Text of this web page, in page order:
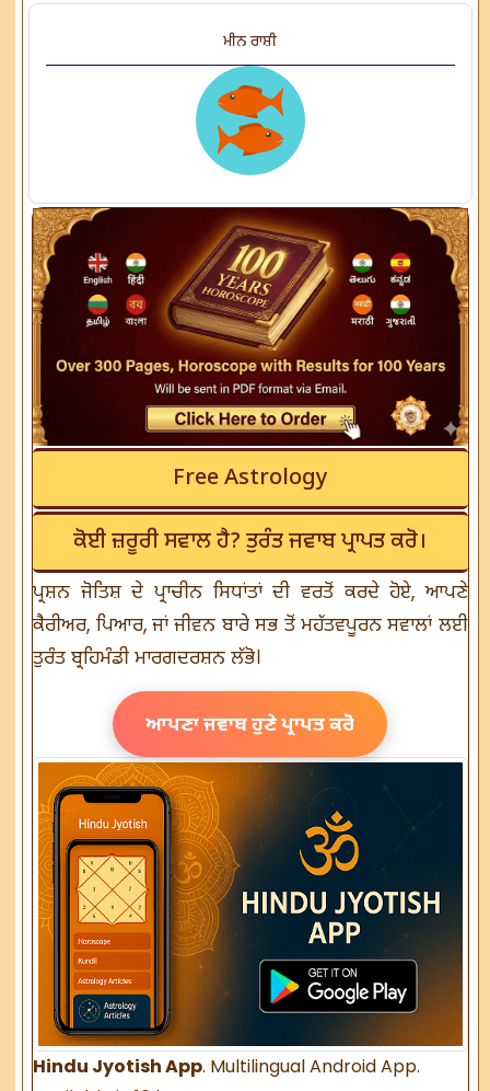
ਮੀਨ ਰਾਸ਼ੀ
Free Astrology
ਕੋਈ ਜ਼ਰੂਰੀ ਸਵਾਲ ਹੈ? ਤੁਰੰਤ ਜਵਾਬ ਪ੍ਰਾਪਤ ਕਰੋ।
ਪ੍ਰਸ਼ਨ ਜੋਤਿਸ਼ ਦੇ ਪ੍ਰਾਚੀਨ ਸਿਧਾਂਤਾਂ ਦੀ ਵਰਤੋਂ ਕਰਦੇ ਹੋਏ, ਆਪਣੇ
ਕੈਰੀਅਰ, ਪਿਆਰ, ਜਾਂ ਜੀਵਨ ਬਾਰੇ ਸਭ ਤੋਂ ਮਹੱਤਵਪੂਰਨ ਸਵਾਲਾਂ ਲਈ
ਤੁਰੰਤ ਬ੍ਰਹਿਮੰਡੀ ਮਾਰਗਦਰਸ਼ਨ ਲੱਭੋ।
ਆਪਣਾ ਜਵਾਬ ਹੁਣੇ ਪ੍ਰਾਪਤ ਕਰੋ
Hindu Jyotish App. Multilingual Android App.